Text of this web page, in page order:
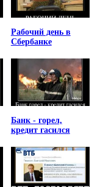
Рабочий день в
Сбербанке
Банк - горел,
кредит гасился